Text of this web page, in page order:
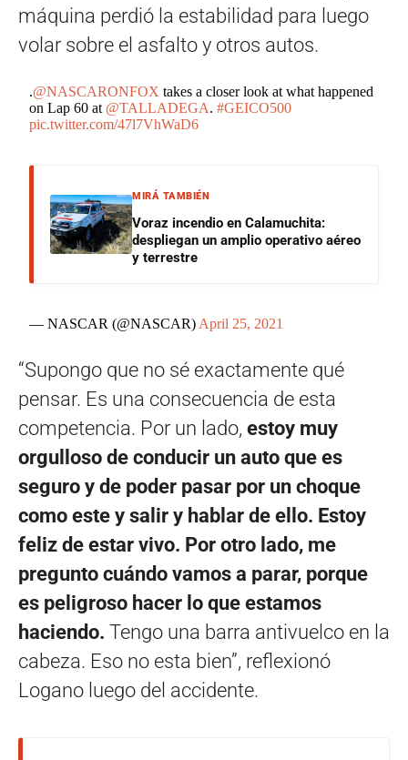
máquina perdió la estabilidad para luego
volar sobre el asfalto y otros autos.
.@NASCARONFOX takes a closer look at what happened
on Lap 60 at @TALLADEGA.#GEICO500
pic.twitter.com/47l7VhWaD6
MIRÁ TAMBIÉN
Voraz incendio en Calamuchita:
despliegan un amplio operativo aéreo
y terrestre
— NASCAR (@NASCAR) April 25, 2021
“Supongo que no sé exactamente qué
pensar. Es una consecuencia de esta
competencia. Por un lado, estoy muy
orgulloso de conducir un auto que es
seguro y de poder pasar por un choque
como este y salir y hablar de ello. Estoy
feliz de estar vivo. Por otro lado, me
pregunto cuándo vamos a parar, porque
es peligroso hacer lo que estamos
haciendo. Tengo una barra antivuelco en la
cabeza. Eso no esta bien”, reflexionó
Logano luego del accidente.